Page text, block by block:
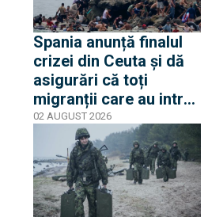
Spania anunță finalul
crizei din Ceuta și dă
asigurări că toți
migranții care au intrat
ilegal au părăsit
enclava spaniolă. Criza
trezește temeri în
Europa după episodul
din 2015
02 AUGUST 2026